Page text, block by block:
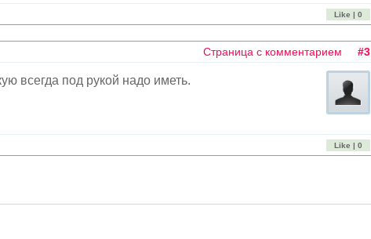
Like | 0
#3
Страница с комментарием
всегда под рукой надо иметь.
Like | 0